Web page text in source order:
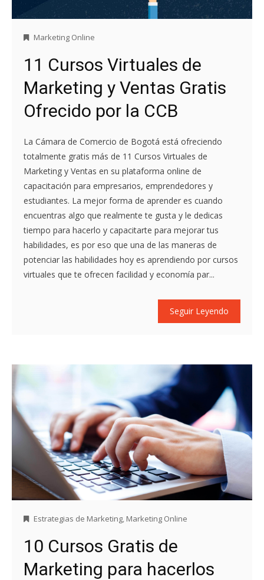
Marketing Online
11 Cursos Virtuales de
Marketing y Ventas Gratis
Ofrecido por la CCB
La Cámara de Comercio de Bogotá está ofreciendo
totalmente gratis más de 11 Cursos Virtuales de
Marketing y Ventas en su plataforma online de
capacitación para empresarios, emprendedores y
estudiantes. La mejor forma de aprender es cuando
encuentras algo que realmente te gusta y le dedicas
tiempo para hacerlo y capacitarte para mejorar tus
habilidades, es por eso que una de las maneras de
potenciar las habilidades hoy es aprendiendo por cursos
virtuales que te ofrecen facilidad y economía par...
Seguir Leyendo
Estrategias de Marketing, Marketing Online
10 Cursos Gratis de
Marketing para hacerlos